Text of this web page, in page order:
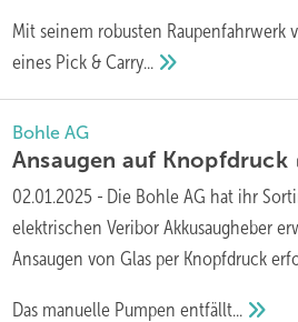
Mit seinem robusten Raupenfahrwerk
eines Pick &Carry...
Bohle AG
Ansaugen auf Knopfdruck
02.01.2025 - Die Bohle AG hat ihr
elektrischen Veribor Akkusaugheber
Ansaugen von Glas per Knopfdruck
Das manuelle Pumpenentfällt...